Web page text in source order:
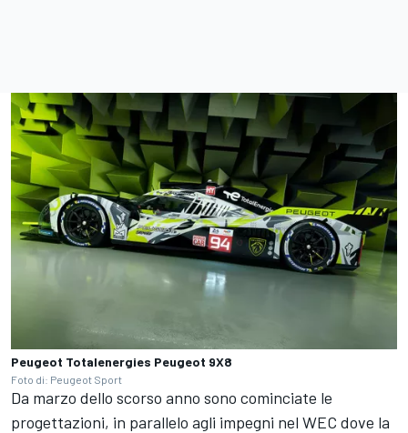
Peugeot Totalenergies Peugeot 9X8
Foto di: Peugeot Sport
Da marzo dello scorso anno sono cominciate le
progettazioni, in parallelo agli impegni nel WEC dove la